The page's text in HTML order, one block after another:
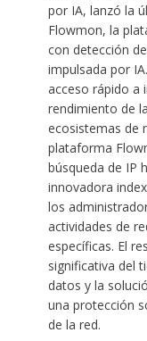
por IA, lanzó la
Flowmon, la
con detección
impulsada por
acceso rápido a
rendimiento de
ecosistemas de
plataforma
búsqueda de IP
innovadora
los
actividades de
específicas. El
significativa del
datos y la
una protección
de la red.